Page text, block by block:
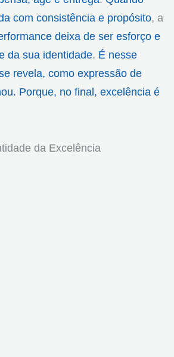
com consistência e propósito, a
deixa de ser esforço e
da sua identidade. É nesse
revela, como expressão de
Porque, no final, excelência é
da Excelência